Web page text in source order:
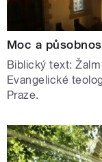
Moc a
Biblický text:
Evangelické
Praze.